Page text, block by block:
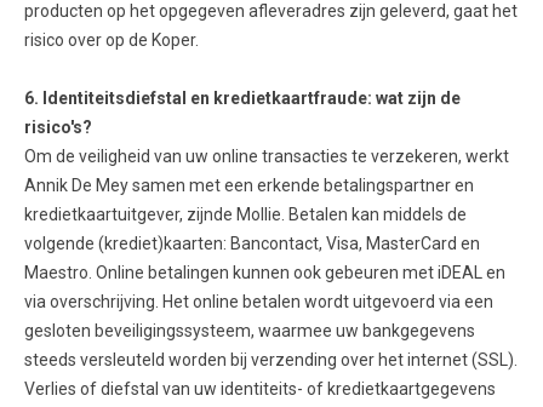
producten op het opgegeven afleveradres zijn geleverd, gaat het
risico over op de Koper.
6. Identiteitsdiefstal en kredietkaartfraude: wat zijn de
risico's?
Om de veiligheid van uw online transacties te verzekeren, werkt
Annik De Mey samen met een erkende betalingspartner en
kredietkaartuitgever, zijnde Mollie. Betalen kan middels de
volgende (krediet)kaarten: Bancontact, Visa, MasterCard en
Maestro. Online betalingen kunnen ook gebeuren met iDEAL en
via overschrijving. Het online betalen wordt uitgevoerd via een
gesloten beveiligingssysteem, waarmee uw bankgegevens
steeds versleuteld worden bij verzending over het internet (SSL).
Verlies of diefstal van uw identiteits- of kredietkaartgegevens